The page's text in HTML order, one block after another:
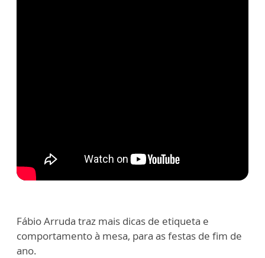
Fábio Arruda traz mais dicas de etiqueta e
comportamento à mesa, para as festas de fim de
ano.